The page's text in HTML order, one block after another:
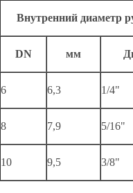
Внутренний диаметр
DN мм
6 6,3 1/4"
8 7,9 5/16"
10 9,5 3/8"